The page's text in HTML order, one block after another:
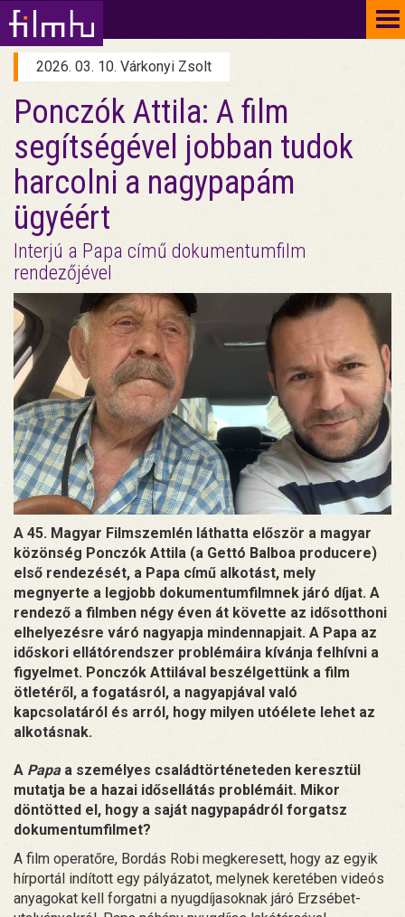
2026. 03. 10. Várkonyi Zsolt
Ponczók Attila: A film
segítségével jobban tudok
harcolni a nagypapám
ügyéért
Interjú a Papa című dokumentumfilm
rendezőjével
A 45. Magyar Filmszemlén láthatta először a magyar
közönség Ponczók Attila (a Gettó Balboa producere)
első rendezését, a Papa című alkotást, mely
megnyerte a legjobb dokumentumfilmnek járó díjat. A
rendező a filmben négy éven át követte az idősotthoni
elhelyezésre váró nagyapja mindennapjait. A Papa az
időskori ellátórendszer problémáira kívánja felhívni a
figyelmet. Ponczók Attilával beszélgettünk a film
ötletéről, a fogatásról, a nagyapjával való
kapcsolatáról és arról, hogy milyen utóélete lehet az
alkotásnak.
A Papaa személyes családtörténeteden keresztül
mutatja be a hazai idősellátás problémáit. Mikor
döntötted el, hogy a saját nagypapádról forgatsz
dokumentumfilmet?
A film operatőre, Bordás Robi megkeresett, hogy az egyik
hírportál indított egy pályázatot, melynek keretében videós
anyagokat kell forgatni a nyugdíjasoknak járó Erzsébet-